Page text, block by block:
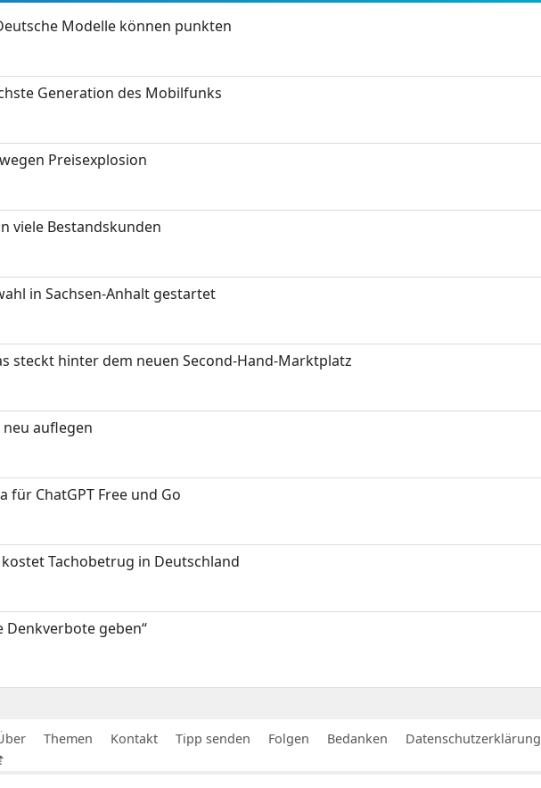
Modelle können punkten
Generation des Mobilfunks
Preisexplosion
viele Bestandskunden
in Sachsen-Anhalt gestartet
steckt hinter dem neuen Second-Hand-Marktplatz
auflegen
für ChatGPT Free und Go
Tachobetrug in Deutschland
Denkverbote geben“
Themen Kontakt Tipp senden Folgen Bedanken Datenschutzerklärung